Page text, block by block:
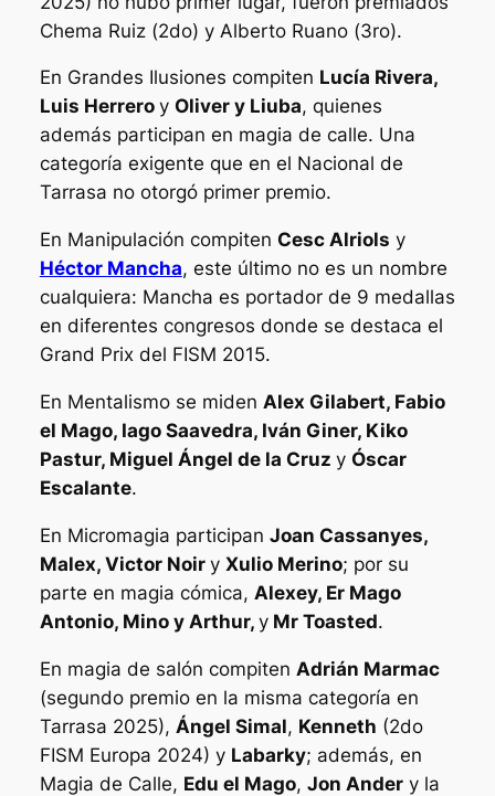
Chema Ruiz (2do) y Alberto Ruano (3ro).
En Grandes Ilusiones compiten Lucía Rivera,
Luis Herrero y Oliver y Liuba, quienes
además participan en magia de calle. Una
categoría exigente que en el Nacional de
Tarrasa no otorgó primer premio.
En Manipulación compiten Cesc Alriols y
Héctor Mancha, este último no es un nombre
cualquiera: Mancha es portador de 9 medallas
en diferentes congresos donde se destaca el
Grand Prix del FISM 2015.
En Mentalismo se miden Alex Gilabert, Fabio
el Mago, Iago Saavedra, Iván Giner, Kiko
Pastur, Miguel Ángel de la Cruz y Óscar
Escalante.
En Micromagia participan Joan Cassanyes,
Malex, Victor Noir y Xulio Merino; por su
parte en magia cómica, Alexey, Er Mago
Antonio, Mino y Arthur, yMr Toasted.
En magia de salón compiten Adrián Marmac
(segundo premio en la misma categoría en
Tarrasa 2025), Ángel Simal, Kenneth (2do
FISM Europa 2024) y Labarky; además, en
Magia de Calle, Edu el Mago, Jon Andery la